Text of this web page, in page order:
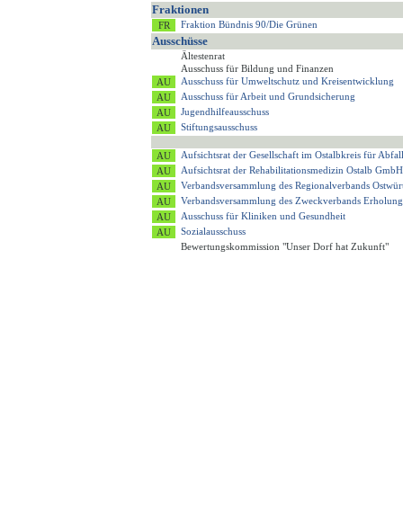
Fraktionen
Fraktion Bündnis 90/Die Grünen
Ausschüsse
Ältestenrat
Ausschuss für Bildung und Finanzen
Ausschuss für Umweltschutz und Kreisentwicklung
Ausschuss für Arbeit und Grundsicherung
Jugendhilfeausschuss
Stiftungsausschuss
Aufsichtsrat der Gesellschaft im Ostalbkreis für
Aufsichtsrat der Rehabilitationsmedizin Ostalb GmbH
Verbandsversammlung des Regionalverbands
Verbandsversammlung des Zweckverbands
Ausschuss für Kliniken und Gesundheit
Sozialausschuss
Bewertungskommission "Unser Dorf hat Zukunft"